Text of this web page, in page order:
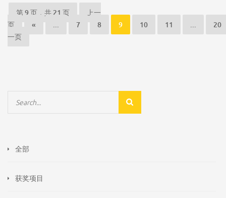
第 9 页，共 21 页
上一
页
« ... 7 8 9 10 11 ...
20
一页
全部
获奖项目